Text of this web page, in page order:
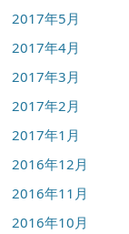
2017年5月
2017年4月
2017年3月
2017年2月
2017年1月
2016年12月
2016年11月
2016年10月